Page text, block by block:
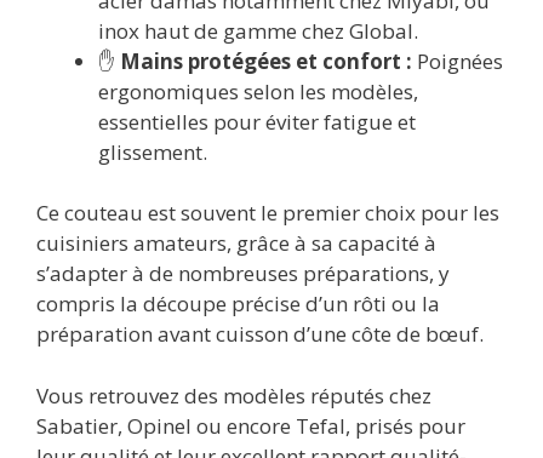
inox haut de gamme chez Global.
✋ Mains protégées et confort : Poignées
ergonomiques selon les modèles,
essentielles pour éviter fatigue et
glissement.
Ce couteau est souvent le premier choix pour les
cuisiniers amateurs, grâce à sa capacité à
s’adapter à de nombreuses préparations, y
compris la découpe précise d’un rôti ou la
préparation avant cuisson d’une côte de bœuf.
Vous retrouvez des modèles réputés chez
Sabatier, Opinel ou encore Tefal, prisés pour